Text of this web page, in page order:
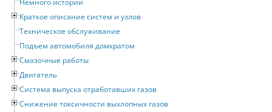
Краткое описание систем и узлов
Техническое обслуживание
Подъем автомобиля домкратом
Смазочные работы
Двигатель
Система выпуска отработавших газов
Снижение токсичности выхлопных газов